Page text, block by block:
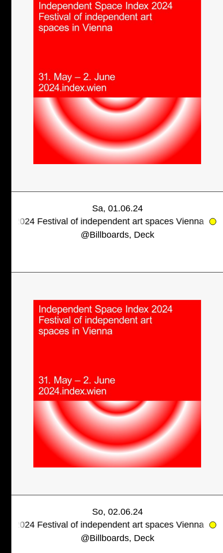
Sa, 01.06.24
of independent art spaces Vienna
@Billboards, Deck
So, 02.06.24
of independent art spaces Vienna
@Billboards, Deck